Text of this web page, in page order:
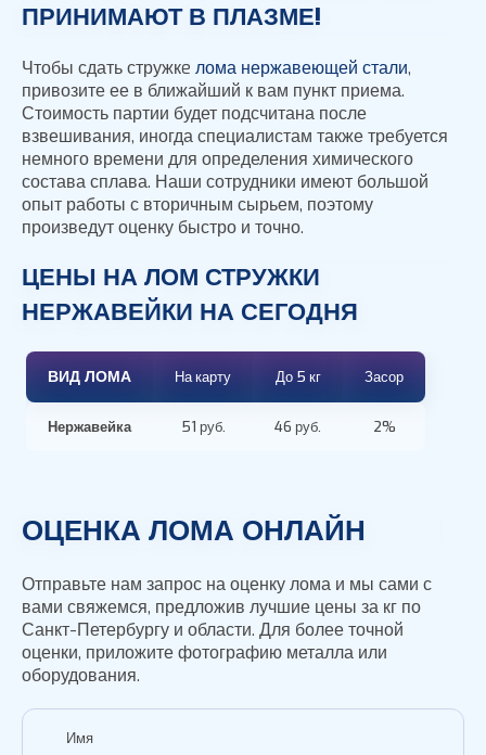
ПРИНИМАЮТ В ПЛАЗМЕ!
Чтобы сдать стружкe лома нержавеющей стали,
привозите ее в ближайший к вам пункт приема.
Стоимость партии будет подсчитана после
взвешивания, иногда специалистам также требуется
немного времени для определения химического
состава сплава. Наши сотрудники имеют большой
опыт работы с вторичным сырьем, поэтому
произведут оценку быстро и точно.
ЦЕНЫ НА ЛОМ СТРУЖКИ
НЕРЖАВЕЙКИ НА СЕГОДНЯ
ВИД ЛОМА На карту До 5 кг Засор
Нержавейка 51 руб. 46 руб. 2%
ОЦЕНКА ЛОМА ОНЛАЙН
Отправьте нам запрос на оценку лома и мы сами с
вами свяжемся, предложив лучшие цены за кг по
Санкт-Петербургу и области. Для более точной
оценки, приложите фотографию металла или
оборудования.